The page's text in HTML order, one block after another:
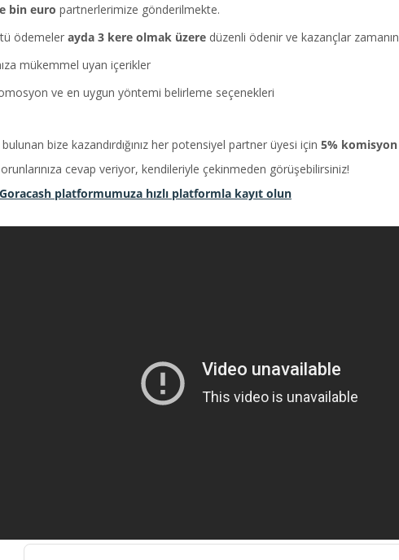
bin euro partnerlerimize gönderilmekte.
ödemeler ayda 3 kere olmak üzere düzenli ödenir ve kazançlar
mükemmel uyan içerikler
ve en uygun yöntemi belirleme seçenekleri
bize kazandırdığınız her potensiyel partner üyesi için 5% komisyon
cevap veriyor, kendileriyle çekinmeden görüşebilirsiniz!
Goracash platformumuza hızlı platformla kayıt olun